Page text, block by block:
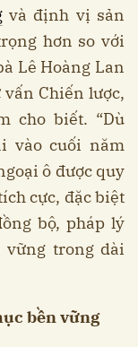
và định vị sản
hơn so với
Lê Hoàng Lan
vấn Chiến lược,
cho biết. “Dù
vào cuối năm
ô được quy
cực, đặc biệt
bộ, pháp lý
trong dài
bền vững